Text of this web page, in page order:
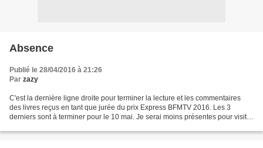
Absence
Publié le 28/04/2016 à 21:26
Par zazy
C'est la dernière ligne droite pour terminer la lecture et les commentaires
des livres reçus en tant que jurée du prix Express BFMTV 2016. Les 3
derniers sont à terminer pour le 10 mai. Je serai moins présentes pour visiter